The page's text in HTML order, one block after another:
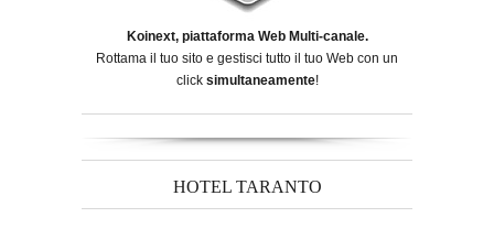
Koinext, piattaforma Web Multi-canale.
Rottama il tuo sito e gestisci tutto il tuo Web con un
click simultaneamente!
HOTEL TARANTO